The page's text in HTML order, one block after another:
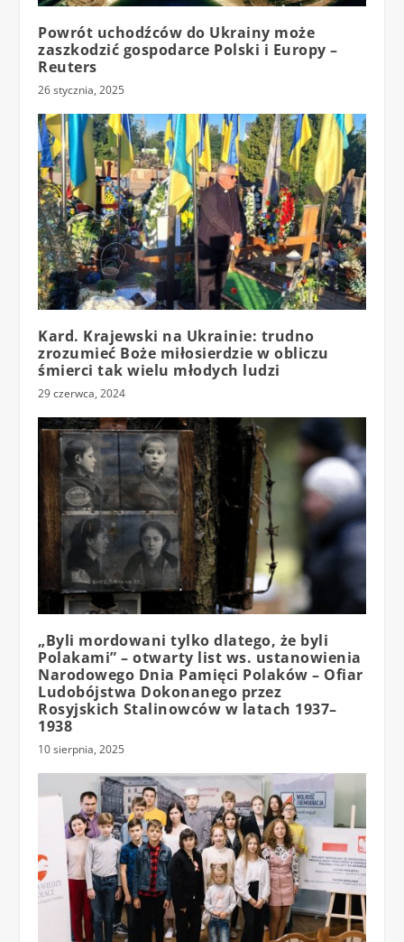
Powrót uchodźców do Ukrainy może
zaszkodzić gospodarce Polski i Europy –
Reuters
26 stycznia, 2025
Kard. Krajewski na Ukrainie: trudno
zrozumieć Boże miłosierdzie w obliczu
śmierci tak wielu młodych ludzi
29 czerwca, 2024
„Byli mordowani tylko dlatego, że byli
Polakami” – otwarty list ws. ustanowienia
Narodowego Dnia Pamięci Polaków – Ofiar
Ludobójstwa Dokonanego przez
Rosyjskich Stalinowców w latach 1937–
1938
10 sierpnia, 2025